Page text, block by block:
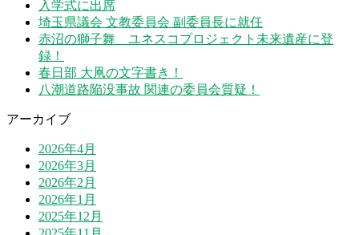
入学式に出席
埼玉県議会 文教委員会 副委員長に就任
赤沼の獅子舞 ユネスコプロジェクト未来遺産に登
録！
春日部 大凧の文字書き！
八潮道路陥没事故 関連の委員会質疑！
アーカイブ
2026年4月
2026年3月
2026年2月
2026年1月
2025年12月